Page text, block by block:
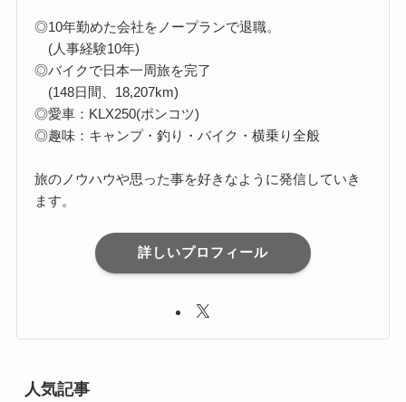
◎10年勤めた会社をノープランで退職。
(人事経験10年)
◎バイクで日本一周旅を完了
(148日間、18,207km)
◎愛車：KLX250(ポンコツ)
◎趣味：キャンプ・釣り・バイク・横乗り全般
旅のノウハウや思った事を好きなように発信していき
ます。
詳しいプロフィール
人気記事